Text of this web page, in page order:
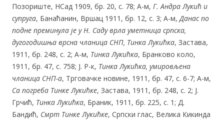
Позориште, НСад 1909, бр. 20, с. 78; А-м, Г. Андра Лукић и
супруга, Банаћанин, Вршац 1911, бр. 12, с. 3; А-м,Данас по
подне преминула је у Н. Саду врла уметница српска,
дугогодишња врсна чланица СНП, Тинка Лукићка, Застава,
1911, бр. 248, с. 2; А-м, Тинка Лукићка, Бранково коло,
1911, бр. 47, с. 758; Ј. Р-к, Тинка Лукићка, умировљена
чланица СНП-а, Трговачке новине, 1911, бр. 47, с. 6-7; А-м,
Са погреба Тинке Лукићке, Застава, 1911, бр. 248, с. 2; Ј.
Грчић, Тинка Лукићка, Браник, 1911, бр. 225, с. 1; Д.
Бандић, Смрт Тинке Лукићке, Српски глас, Велика Кикинда